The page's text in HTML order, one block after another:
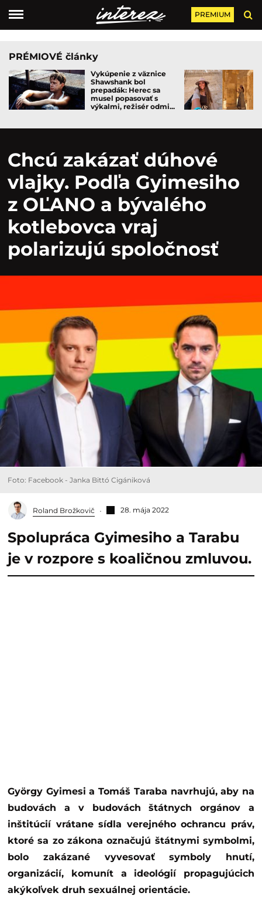
PREMIUM
PRÉMIOVÉ články
Vykúpenie z väznice
Shawshank bol
prepadák: Herec sa
musel popasovať s
výkalmi, režisér odmi...
Chcú zakázať dúhové
vlajky. Podľa Gyimesiho
z OĽANO a bývalého
kotlebovca vraj
polarizujú spoločnosť
Foto: Facebook - Janka Bittó Cigániková
Roland Brožkovič 28. mája 2022
Spolupráca Gyimesiho a Tarabu
je v rozpore s koaličnou zmluvou.
György Gyimesi a Tomáš Taraba navrhujú, aby na
budovách a v budovách štátnych orgánov a
inštitúcií vrátane sídla verejného ochrancu práv,
ktoré sa zo zákona označujú štátnymi symbolmi,
bolo zakázané vyvesovať symboly hnutí,
organizácií, komunít a ideológií propagujúcich
akýkoľvek druh sexuálnej orientácie.